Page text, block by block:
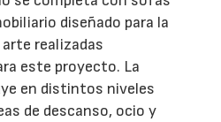
diseñado para la
realizadas
este proyecto. La
en distintos niveles
de descanso, ocio y